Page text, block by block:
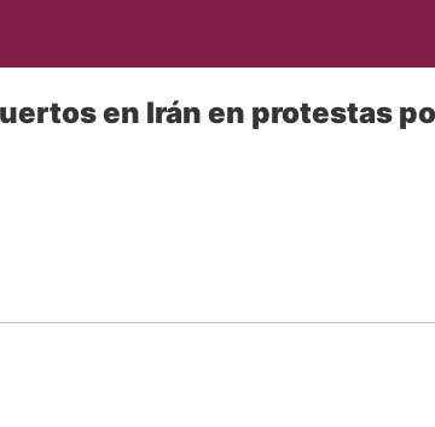
en Irán en protestas